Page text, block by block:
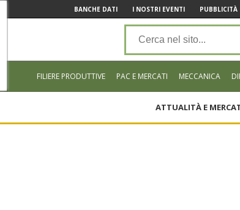
BANCHE DATI I NOSTRI EVENTI PUBBLICITÀ
FILIERE PRODUTTIVE PAC E MERCATI MECCANICA
ATTUALITÀ E